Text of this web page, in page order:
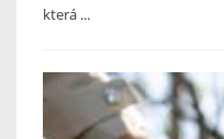
která ...